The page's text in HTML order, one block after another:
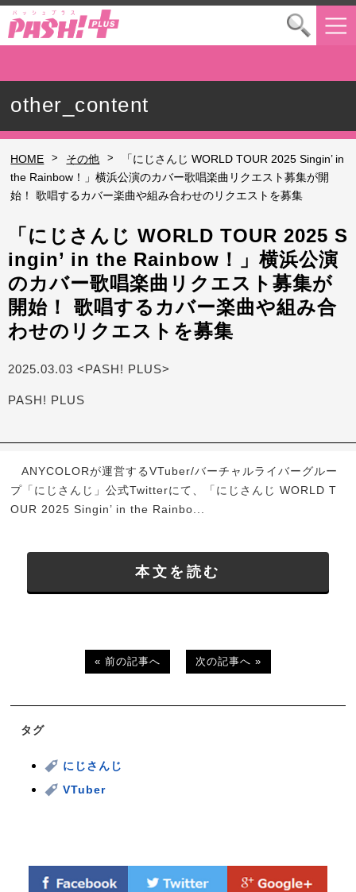
other_content
HOME > その他 >
「にじさんじ WORLD TOUR 2025 Singin’ in
the Rainbow！」横浜公演のカバー歌唱楽曲リクエスト募集が開
始！ 歌唱するカバー楽曲や組み合わせのリクエストを募集
「にじさんじ WORLD TOUR 2025 S
ingin’ in the Rainbow！」横浜公演
のカバー歌唱楽曲リクエスト募集が
開始！ 歌唱するカバー楽曲や組み合
わせのリクエストを募集
2025.03.03 <PASH! PLUS>
PASH! PLUS
ANYCOLORが運営するVTuber/バーチャルライバーグルー
プ「にじさんじ」公式Twitterにて、「にじさんじ WORLD T
OUR 2025 Singin’ in the Rainbo...
本文を読む
« 前の記事へ 次の記事へ »
タグ
にじさんじ
VTuber